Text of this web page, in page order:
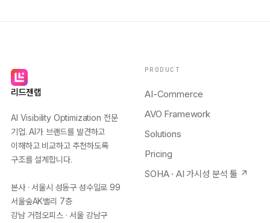
리드젠랩
AI Visibility Optimization 전문
기업. AI가 브랜드를 발견하고
이해하고 비교하고 추천하도록
구조를 설계합니다.
본사 · 서울시 성동구 성수일로 99
서울숲AK밸리 7층
강남 거점오피스 · 서울 강남구
PRODUCT
AI-Commerce
AVO Framework
Solutions
Pricing
SOHA · AI 가시성 분석 툴 ↗